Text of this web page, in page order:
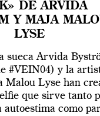
DE ARVIDA
Y MAJA
LYSE
sueca Arvida
#VEIN04) y la
Malou Lyse han
que sirve tanto
autoestima como